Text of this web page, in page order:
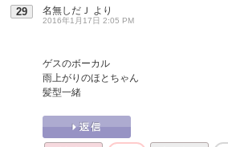
29 名無しだＪ より
2016年1月17日 2:05 PM
ゲスのボーカル
雨上がりのほとちゃん
髪型一緒